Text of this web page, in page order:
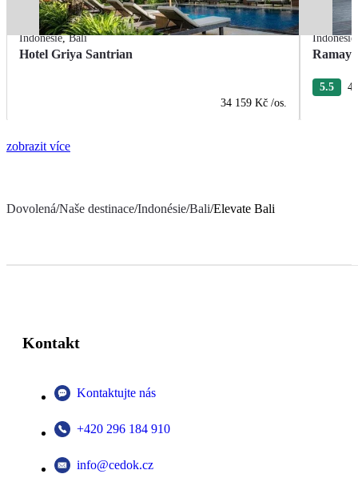
Indonésie,Bali
Hotel Griya Santrian
34 159 Kč /os.
Indonésie
5.5 4
zobrazit více
Dovolená/Naše destinace/Indonésie/Bali/Elevate Bali
Kontakt
Kontaktujte nás
+420 296 184 910
info@cedok.cz